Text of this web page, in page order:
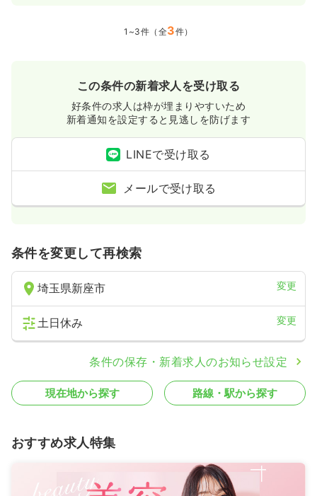
1~3件（全3件）
この条件の新着求人を受け取る
好条件の求人は枠が埋まりやすいため
新着通知を設定すると見逃しを防げます
LINEで受け取る
メールで受け取る
条件を変更して再検索
埼玉県新座市 変更
土日休み 変更
条件の保存・新着求人のお知らせ設定
現在地から探す 路線・駅から探す
おすすめ求人特集